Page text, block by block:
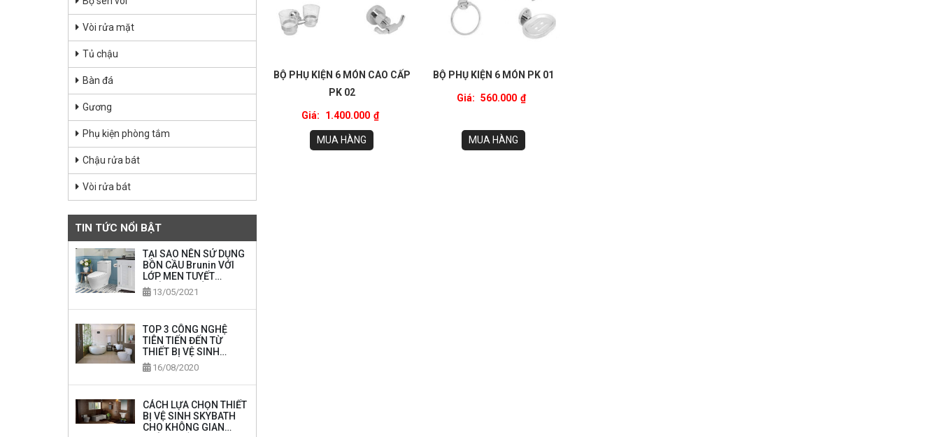
BỘ PHỤ KIỆN 6 MÓN CAO CẤP
PK 02
Giá: 1.400.000 ₫
MUA HÀNG
BỘ PHỤ KIỆN 6 MÓN PK 01
Giá: 560.000 ₫
MUA HÀNG
Vòi rửa mặt
Tủ chậu
Bàn đá
Gương
Phụ kiện phòng tắm
Chậu rửa bát
Vòi rửa bát
TIN TỨC NỔI BẬT
TẠI SAO NÊN SỬ DỤNG
BỒN CẦU Brunin VỚI
LỚP MEN TUYẾT
KHÁNG KHUẨN
13/05/2021
TOP 3 CÔNG NGHỆ
TIÊN TIẾN ĐẾN TỪ
THIẾT BỊ VỆ SINH
SKYBATH
16/08/2020
CÁCH LỰA CHỌN THIẾT
BỊ VỆ SINH SKYBATH
CHO KHÔNG GIAN